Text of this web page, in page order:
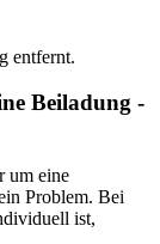
entfernt.
Beiladung -
um eine
Problem. Bei
ist,